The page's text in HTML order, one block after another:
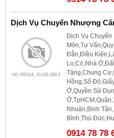
Dịch Vụ Chuyển Nhượng
Dịch Vụ
Môn,Tư
Đẫn,Điều
Lo,Có,Nhà
Tặng,Chung
Hồng,Sổ
Ở,Quyền Sử
Nhuận,Bình
Bình,Thủ
0914 78 78